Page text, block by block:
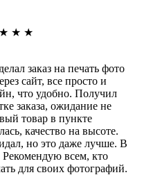
★ ★ ★
заказ на печать фото
сайт, все просто и
что удобно. Получил
заказа, ожидание не
товар в пункте
качество на высоте.
но это даже лучше. В
Рекомендую всем, кто
для своих фотографий.